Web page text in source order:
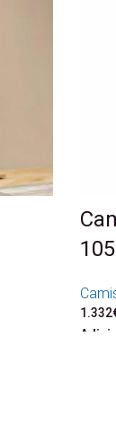
1.332